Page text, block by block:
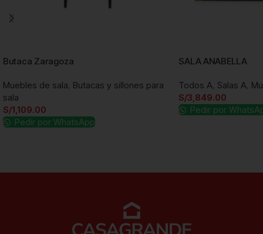
Butaca Zaragoza
Muebles de sala, Butacas y sillones para
sala
S/1,109.00
Pedir por WhatsApp
SALA ANABELLA
Todos A, Salas A,
S/3,849.00
Pedir por